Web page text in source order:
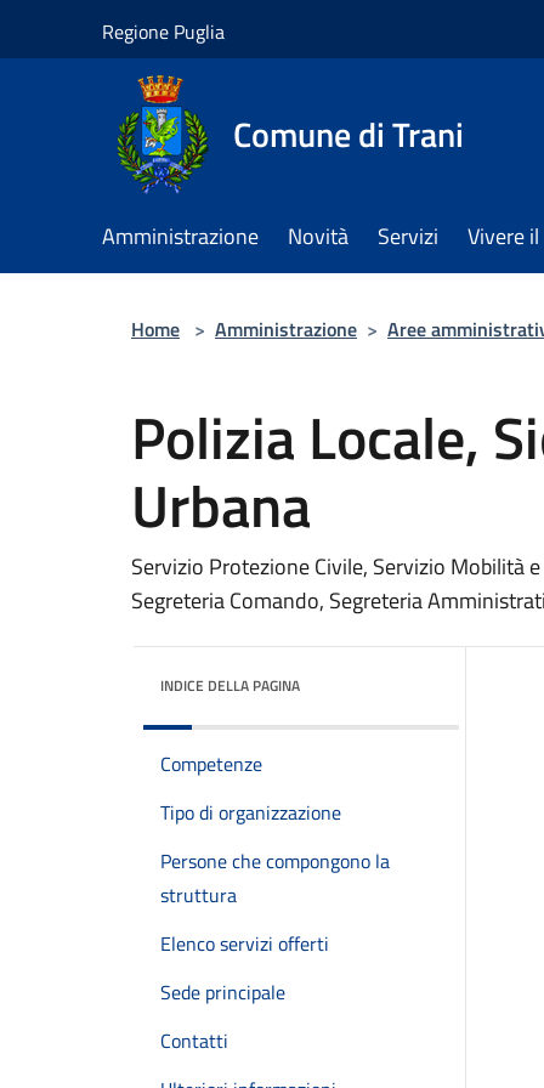
Regione Puglia
Comune di Trani
Amministrazione Novità Servizi Vivere
Home > Amministrazione > Aree
Polizia Locale,
Urbana
Servizio Protezione Civile, Servizio Mobilità
Segreteria Comando, Segreteria
INDICE DELLA PAGINA
Competenze
Tipo di organizzazione
Persone che compongono la
struttura
Elenco servizi offerti
Sede principale
Contatti